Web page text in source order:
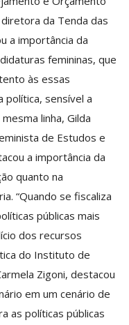
diretora da Tenda das
a importância da
femininas, que
às essas
política, sensível a
linha, Gilda
de Estudos e
a importância da
quanto na
“Quando se fiscaliza
públicas mais
dos recursos
do Instituto de
Zigoni, destacou
em um cenário de
as políticas públicas